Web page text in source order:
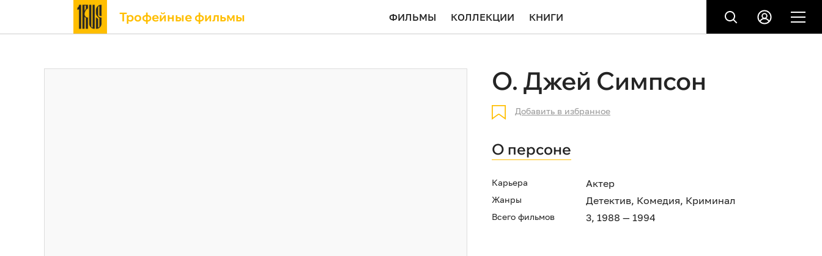
Трофейные фильмы ФИЛЬМЫ КОЛЛЕКЦИИ КНИГИ
О. Джей Симпсон
Добавить в избранное
О персоне
Карьера Актер
Жанры Детектив, Комедия, Криминал
Всего фильмов 3, 1988 — 1994